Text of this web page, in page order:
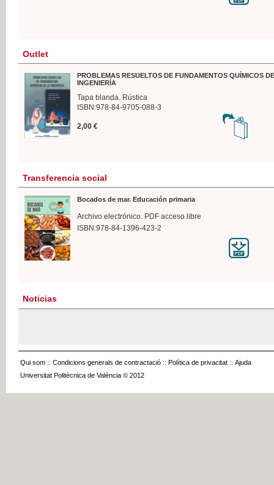
Outlet
PROBLEMAS RESUELTOS DE FUNDAMENTOS QUÍMICOS
INGENIERÍA
Tapa blanda. Rústica
ISBN:978-84-9705-088-3
2,00 €
Transferencia social
Bocados de mar. Educación primaria
Archivo electrónico. PDF acceso libre
ISBN:978-84-1396-423-2
Noticias
Qui som :: Condicions generals de contractació :: Política de privacitat :: Ajuda
Universitat Politècnica de València © 2012